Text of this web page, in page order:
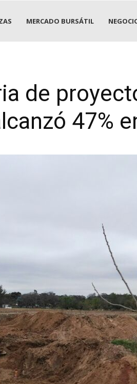
MERCADO BURSÁTIL
de
47%